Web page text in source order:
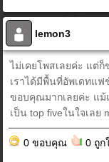
lemon3
ไม่เคยโพสเลยค่ะ แ
เราได้มีพื้นที่อัพเดทแ
ขอบคุณมากเลยค่ะ แม้
เป็น top fiveในใจเลย
0 ขอบคุณ 0 ถูก